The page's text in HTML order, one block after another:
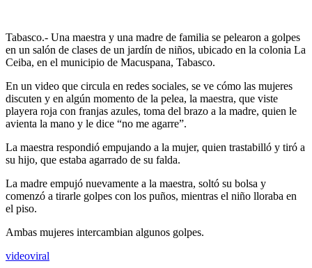
Tabasco.- Una maestra y una madre de familia se pelearon a golpes
en un salón de clases de un jardín de niños, ubicado en la colonia La
Ceiba, en el municipio de Macuspana, Tabasco.
En un video que circula en redes sociales, se ve cómo las mujeres
discuten y en algún momento de la pelea, la maestra, que viste
playera roja con franjas azules, toma del brazo a la madre, quien le
avienta la mano y le dice “no me agarre”.
La maestra respondió empujando a la mujer, quien trastabilló y tiró a
su hijo, que estaba agarrado de su falda.
La madre empujó nuevamente a la maestra, soltó su bolsa y
comenzó a tirarle golpes con los puños, mientras el niño lloraba en
el piso.
Ambas mujeres intercambian algunos golpes.
videoviral